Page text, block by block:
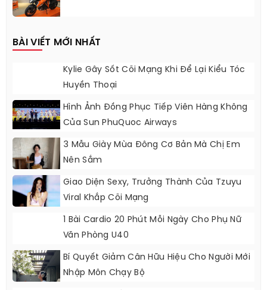
BÀI VIẾT MỚI NHẤT
Kylie Gây Sốt Cõi Mạng Khi Để Lại Kiểu Tóc
Huyền Thoại
Hình Ảnh Đồng Phục Tiếp Viên Hàng Không
Của Sun PhuQuoc Airways
3 Mẫu Giày Mùa Đông Cơ Bản Mà Chị Em
Nên Sắm
Giao Diện Sexy, Trưởng Thành Của Tzuyu
Viral Khắp Cõi Mạng
1 Bài Cardio 20 Phút Mỗi Ngày Cho Phụ Nữ
Văn Phòng U40
Bí Quyết Giảm Cân Hữu Hiệu Cho Người Mới
Nhập Môn Chạy Bộ